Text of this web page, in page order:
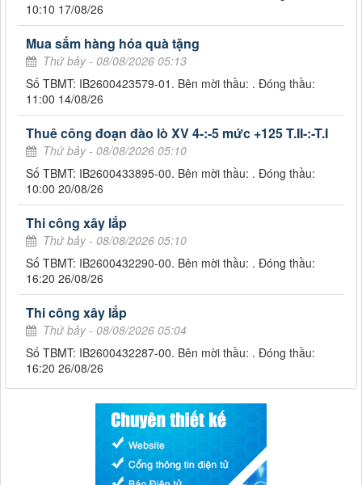
10:10 17/08/26
Mua sắm hàng hóa quà tặng
Thứ bảy - 08/08/2026 05:13
Số TBMT: IB2600423579-01. Bên mời thầu: . Đóng thầu:
11:00 14/08/26
Thuê công đoạn đào lò XV 4-:-5 mức +125 T.II-:-T.I
Thứ bảy - 08/08/2026 05:10
Số TBMT: IB2600433895-00. Bên mời thầu: . Đóng thầu:
10:00 20/08/26
Thi công xây lắp
Thứ bảy - 08/08/2026 05:10
Số TBMT: IB2600432290-00. Bên mời thầu: . Đóng thầu:
16:20 26/08/26
Thi công xây lắp
Thứ bảy - 08/08/2026 05:04
Số TBMT: IB2600432287-00. Bên mời thầu: . Đóng thầu:
16:20 26/08/26